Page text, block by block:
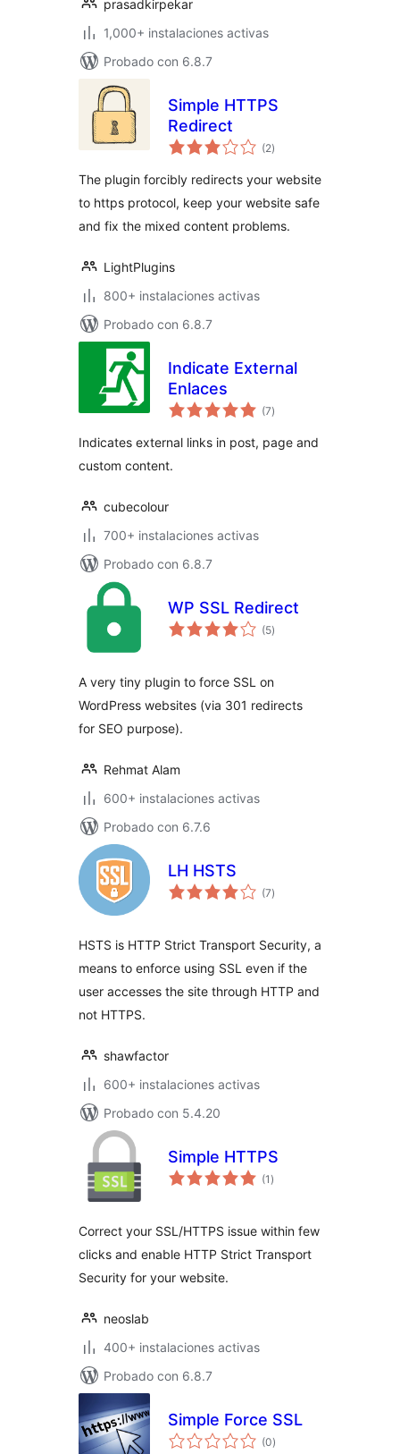
prasadkirpekar
1,000+ instalaciones activas
Probado con 6.8.7
Simple HTTPS
Redirect
(2total
de
)
The plugin forcibly redirects your website
to https protocol, keep your website safe
and fix the mixed content problems.
LightPlugins
800+ instalaciones activas
Probado con 6.8.7
Indicate External
Enlaces
(7total
de
)
Indicates external links in post, page and
custom content.
cubecolour
700+ instalaciones activas
Probado con 6.8.7
WP SSL Redirect
(5total
de
)
A very tiny plugin to force SSL on
WordPress websites (via 301 redirects
for SEO purpose).
Rehmat Alam
600+ instalaciones activas
Probado con 6.7.6
LH HSTS
(7total
de
)
HSTS is HTTP Strict Transport Security, a
means to enforce using SSL even if the
user accesses the site through HTTP and
not HTTPS.
shawfactor
600+ instalaciones activas
Probado con 5.4.20
Simple HTTPS
(1 total
de
)
Correct your SSL/HTTPS issue within few
clicks and enable HTTP Strict Transport
Security for your website.
neoslab
400+ instalaciones activas
Probado con 6.8.7
Simple Force SSL
(0total
de
)